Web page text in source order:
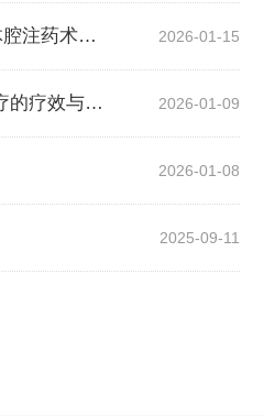
约翰・霍普金斯大学Yannis M. Paulus教授：基于超广角血管造影生物标志物预测糖尿病视网膜病变中玻璃体腔注药术治疗反应 2026-01-15
中山大学中山眼科中心林明楷教授、左成果教授团队：超声睫状体成形术作为早中期青光眼患者首次手术治疗的疗效与安全性研究 2026-01-09
2026-01-08
2025-09-11